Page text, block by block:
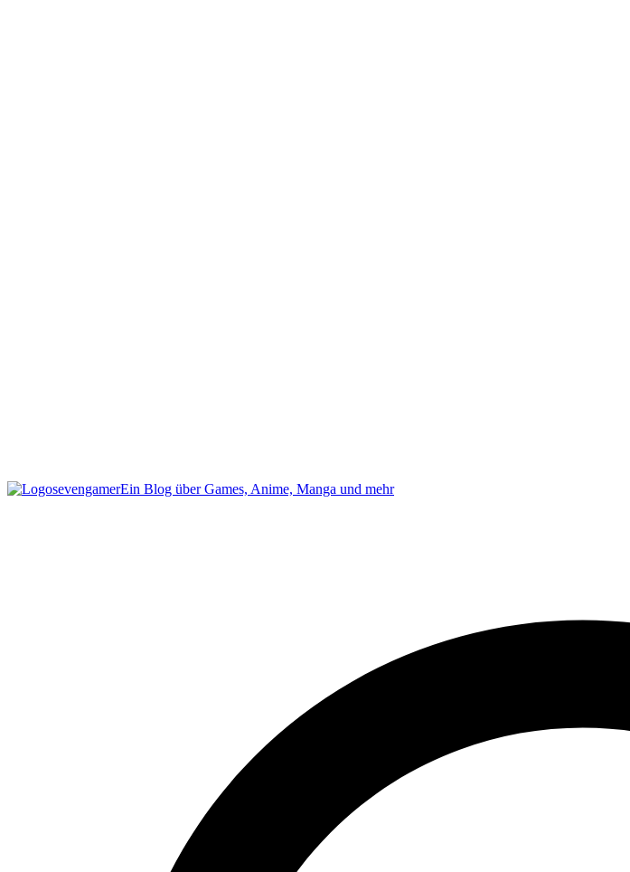
sevengamerEin Blog über Games, Anime, Manga und mehr